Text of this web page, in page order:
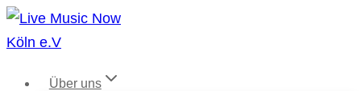
Zum
Inhalt
Über uns